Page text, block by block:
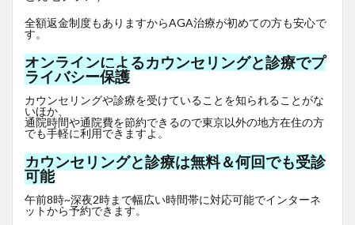
全額返金制度もありますからAGA治療が初めての方も安心で
す。
オンラインによるカウンセリングと診療でプ
ライバシー保護
カウンセリングや診療を受けていることを知られることがな
いほか、
通院時間や通院費を節約できるので東京以外の地方在住の方
でも手軽に利用できますよ。
カウンセリングと診療は無料＆何回でも受診
可能
午前8時~深夜2時まで幅広い時間帯に対応可能でインターネ
ットから予約できます。